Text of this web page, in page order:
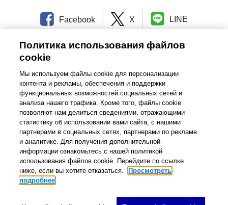
Facebook X LINE
ГЛАВНАЯ СТРАНИЦА
Международная сеть
Условия и Положения
Связаться с нами Карта сайта
© Brother Industries, Ltd., 1995-2026. Все права защищены.
Политика использования файлов
cookie
Мы используем файлы cookie для персонализации
контента и рекламы, обеспечения и поддержки
функциональных возможностей социальных сетей и
анализа нашего трафика. Кроме того, файлы cookie
позволяют нам делиться сведениями, отражающими
статистику об использовании вами сайта, с нашими
партнерами в социальных сетях, партнерами по рекламе
и аналитике. Для получения дополнительной
информации ознакомьтесь с нашей политикой
использования файлов cookie. Перейдите по ссылке
ниже, если вы хотите отказаться.
Просмотреть
подробнее